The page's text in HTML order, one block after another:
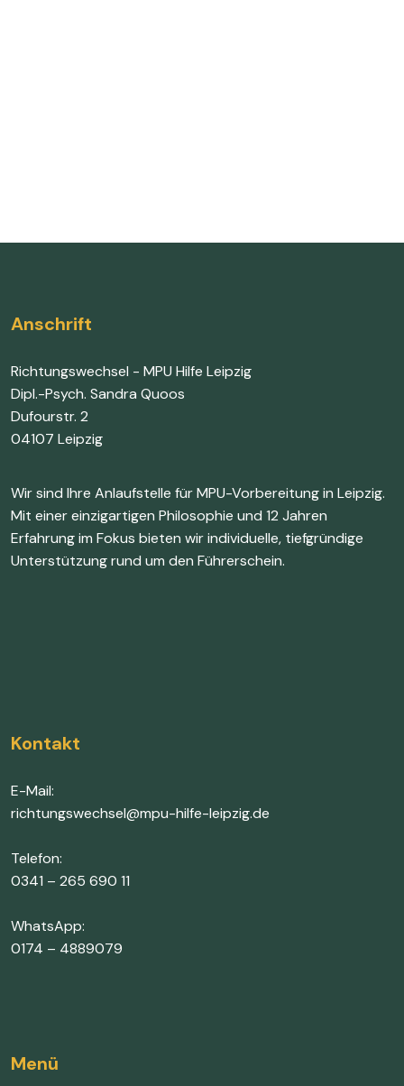
Anschrift
Richtungswechsel - MPU Hilfe Leipzig
Dipl.-Psych. Sandra Quoos
Dufourstr. 2
04107 Leipzig
Wir sind Ihre Anlaufstelle für MPU-Vorbereitung in Leipzig.
Mit einer einzigartigen Philosophie und 12 Jahren
Erfahrung im Fokus bieten wir individuelle, tiefgründige
Unterstützung rund um den Führerschein.
Kontakt
E-Mail:
richtungswechsel@mpu-hilfe-leipzig.de
Telefon:
0341 – 265 690 11
WhatsApp:
0174 – 4889079
Menü